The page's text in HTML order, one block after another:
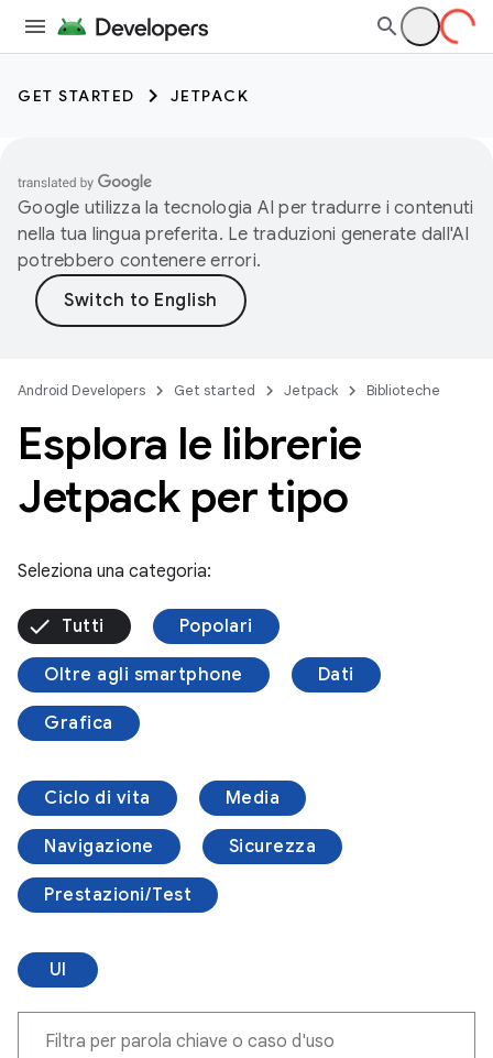
GET STARTED JETPACK
Google utilizza la tecnologia AI per tradurre i contenuti
nella tua lingua preferita. Le traduzioni generate dall'AI
potrebbero contenere errori.
Android Developers Get started Jetpack Biblioteche
Esplora le librerie
Jetpack per tipo
Seleziona una categoria:
Tutti Popolari
Oltre agli smartphone Dati
Grafica
Ciclo di vita Media
Navigazione Sicurezza
Prestazioni/Test
UI